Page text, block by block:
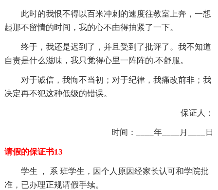
此时的我恨不得以百米冲刺的速度往教室上奔，一想
起那不留情的时间，我的心不由得抽紧了一下。
终于，我还是迟到了，并且受到了批评了。我不知道
自责是什么滋味，我只觉得心里一阵阵的.不舒服。
对于诚信，我悔不当初；对于纪律，我痛改前非；我
决定再不犯这种低级的错误。
保证人：
时间：____年____月____日
请假的保证书13
学生 ， 系 班学生，因个人原因经家长认可和学院批
准，已办理正规请假手续。